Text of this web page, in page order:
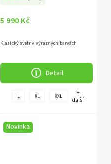
5 990 Kč
Detail
Klasický svetr v výrazných barvách
L XL XXL
+
další
Novinka